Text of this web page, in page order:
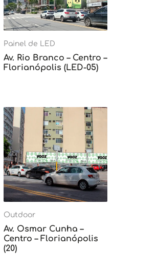
Painel de LED
Av. Rio Branco – Centro –
Florianópolis (LED-05)
Outdoor
Av. Osmar Cunha –
Centro – Florianópolis
(20)